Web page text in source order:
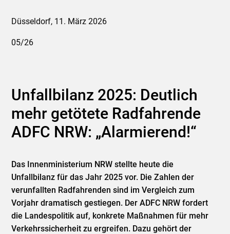
Düsseldorf, 11. März 2026
05/26
Unfallbilanz 2025: Deutlich
mehr getötete Radfahrende
ADFC NRW: „Alarmierend!“
Das Innenministerium NRW stellte heute die
Unfallbilanz für das Jahr 2025 vor. Die Zahlen der
verunfallten Radfahrenden sind im Vergleich zum
Vorjahr dramatisch gestiegen. Der ADFC NRW fordert
die Landespolitik auf, konkrete Maßnahmen für mehr
Verkehrssicherheit zu ergreifen. Dazu gehört der